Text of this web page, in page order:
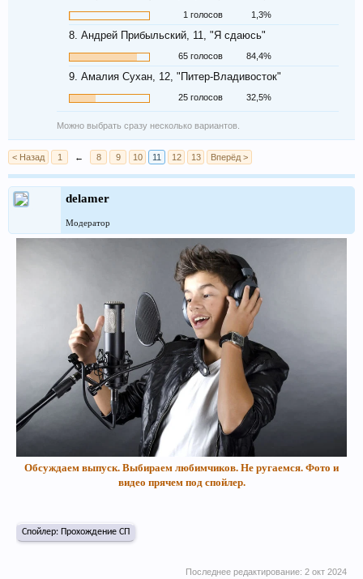
1 голосов 1,3%
8. Андрей Прибыльский, 11, "Я сдаюсь"
65 голосов 84,4%
9. Амалия Сухан, 12, "Питер-Владивосток"
25 голосов 32,5%
Можно выбрать сразу несколько вариантов.
< Назад 1 ← 8 9 10 11 12 13 Вперёд >
delamer
Модератор
Обсуждаем выпуск. Выбираем любимчиков. Не ругаемся. Фото и
видео прячем под спойлер.
Спойлер: Прохождение СП
Последнее редактирование: 2 окт 2024